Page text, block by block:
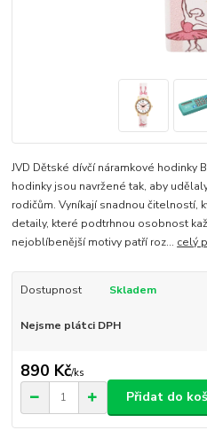
JVD Dětské dívčí náramkové hodinky
hodinky jsou navržené tak, aby
rodičům. Vyníkají snadnou čitelností,
detaily, které podtrhnou osobnost
nejoblíbenější motivy patří roz... celý
Dostupnost Skladem
Nejsme plátci DPH
890 Kč/ks
Přidat do